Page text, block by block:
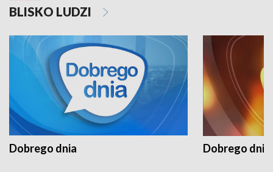
BLISKO LUDZI
Dobrego dnia Dobrego dnia